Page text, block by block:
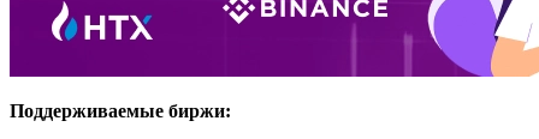
Поддерживаемые биржи: